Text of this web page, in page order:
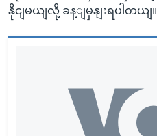
နိုငျမယျလို့ ခန့ျမှနျးရပါတယျ။